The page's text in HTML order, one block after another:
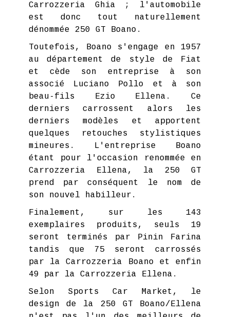
Carrozzeria Ghia ; l'automobile
est donc tout naturellement
dénommée 250 GT Boano.
Toutefois, Boano s'engage en 1957
au département de style de Fiat
et cède son entreprise à son
associé Luciano Pollo et à son
beau-fils Ezio Ellena. Ce
derniers carrossent alors les
derniers modèles et apportent
quelques retouches stylistiques
mineures. L'entreprise Boano
étant pour l'occasion renommée en
Carrozzeria Ellena, la 250 GT
prend par conséquent le nom de
son nouvel habilleur.
Finalement, sur les 143
exemplaires produits, seuls 19
seront terminés par Pinin Farina
tandis que 75 seront carrossés
par la Carrozzeria Boano et enfin
49 par la Carrozzeria Ellena.
Selon Sports Car Market, le
design de la 250 GT Boano/Ellena